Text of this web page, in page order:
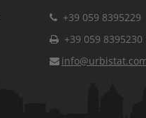
+39 059 8395229
+39 059 8395230